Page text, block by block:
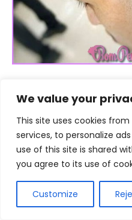
We value your
This site uses cookies
services, to personalize
use of this site is shared
you agree to its use of
Customize